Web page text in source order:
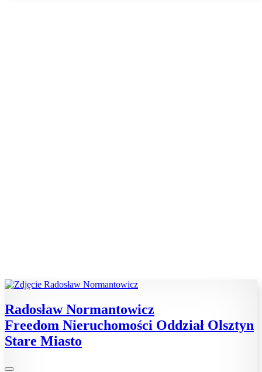
Radosław Normantowicz
Freedom Nieruchomości Oddział Olsztyn
Stare Miasto